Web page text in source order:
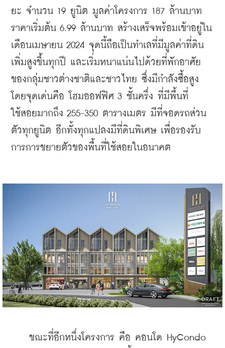
ยะ จำนวน 19 ยูนิต มูลค่าโครงการ 187 ล้านบาท
ราคาเริ่มต้น 6.99 ล้านบาท สร้างเสร็จพร้อมเข้าอยู่ใน
เดือนเมษายน 2024 จุดนี้ถือเป็นทำเลที่มีมูลค่าที่ดิน
เพิ่มสูงขึ้นทุกปี และเริ่มหนาแน่นไปด้วยที่พักอาศัย
ของกลุ่มชาวต่างชาติและชาวไทย ซึ่งมีกำลังซื้อสูง
โดยจุดเด่นคือ โฮมออฟฟิศ 3 ชั้นครึ่ง ที่มีพื้นที่
ใช้สอยมากถึง 255-350 ตารางเมตร มีที่จอดรถส่วน
ตัวทุกยูนิต อีกทั้งทุกแปลงมีที่ดินพิเศษ เพื่อรองรับ
การการขยายตัวของพื้นที่ใช้สอยในอนาคต
ขณะที่อีกหนึ่งโครงการ คือ คอนโด HyCondo